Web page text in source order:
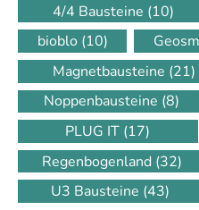
4/4 Bausteine (10)
bioblo (10)
Magnetbausteine (21)
Noppenbausteine (8)
PLUG IT (17)
Regenbogenland (32)
U3 Bausteine (43)